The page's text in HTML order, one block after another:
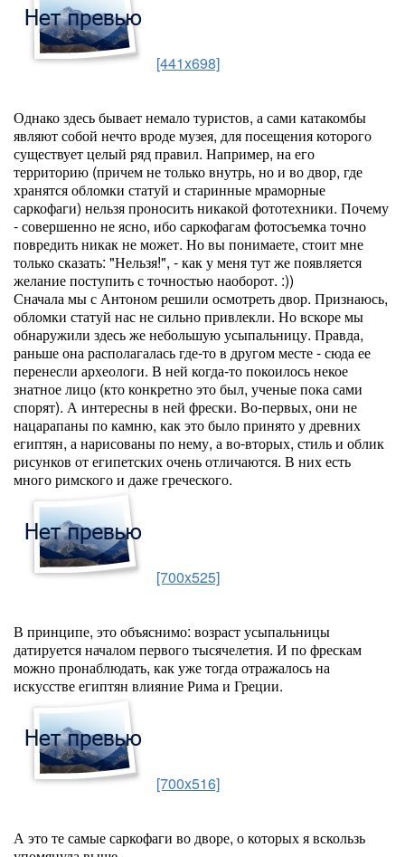
[441x698]
Однако здесь бывает немало туристов, а сами катакомбы
являют собой нечто вроде музея, для посещения которого
существует целый ряд правил. Например, на его
территорию (причем не только внутрь, но и во двор, где
хранятся обломки статуй и старинные мраморные
саркофаги) нельзя проносить никакой фототехники. Почему
- совершенно не ясно, ибо саркофагам фотосъемка точно
повредить никак не может. Но вы понимаете, стоит мне
только сказать: "Нельзя!", - как у меня тут же появляется
желание поступить с точностью наоборот. :))
Сначала мы с Антоном решили осмотреть двор. Признаюсь,
обломки статуй нас не сильно привлекли. Но вскоре мы
обнаружили здесь же небольшую усыпальницу. Правда,
раньше она располагалась где-то в другом месте - сюда ее
перенесли археологи. В ней когда-то покоилось некое
знатное лицо (кто конкретно это был, ученые пока сами
спорят). А интересны в ней фрески. Во-первых, они не
нацарапаны по камню, как это было принято у древних
египтян, а нарисованы по нему, а во-вторых, стиль и облик
рисунков от египетских очень отличаются. В них есть
много римского и даже греческого.
[700x525]
В принципе, это объяснимо: возраст усыпальницы
датируется началом первого тысячелетия. И по фрескам
можно пронаблюдать, как уже тогда отражалось на
искусстве египтян влияние Рима и Греции.
[700x516]
А это те самые саркофаги во дворе, о которых я вскользь